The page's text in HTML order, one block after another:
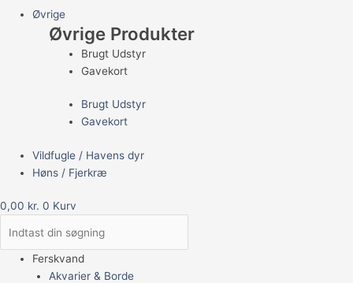
Øvrige
Øvrige Produkter
Brugt Udstyr
Gavekort
Brugt Udstyr
Gavekort
Vildfugle / Havens dyr
Høns / Fjerkræ
0,00 kr. 0 Kurv
Ferskvand
Akvarier & Borde